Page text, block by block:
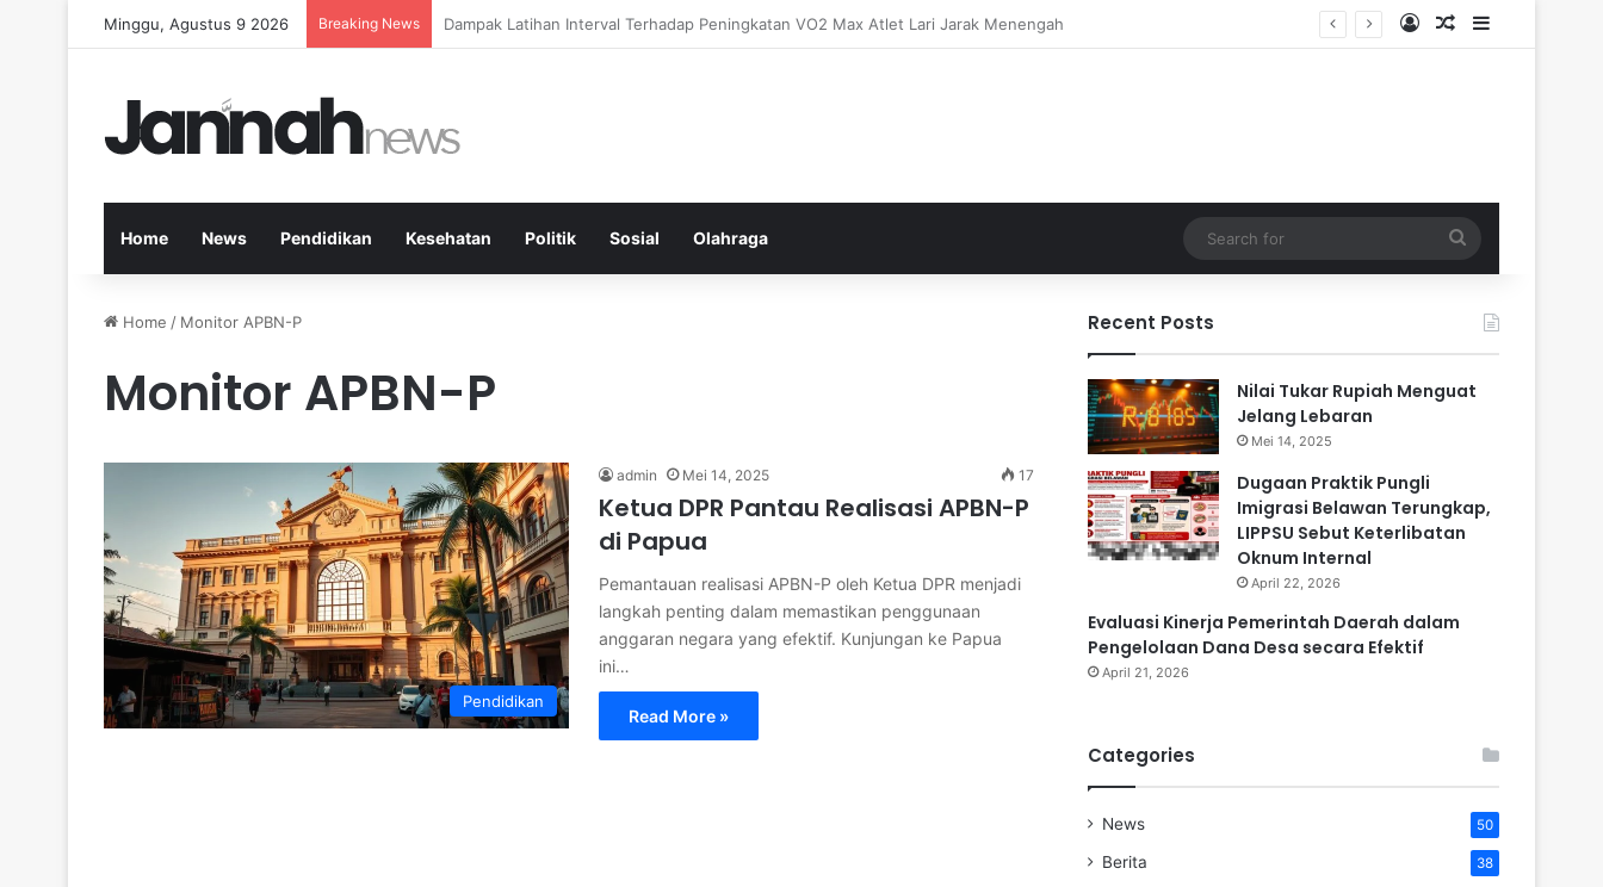
Minggu, Agustus 9 2026 Breaking News Kesehatan Mental: Menggali Hubungan Antara Pikiran, Tubuh, dan Emosi secara Mendalam Log InRandom Article
Sidebar
Home News Pendidikan Kesehatan Politik Sosial Olahraga
for
Home / Monitor APBN-P
Monitor APBN-P
Pendidikan
admin Mei 14, 2025 17
Ketua DPR Pantau Realisasi APBN-P
di Papua
Pemantauan realisasi APBN-P oleh Ketua DPR menjadi
langkah penting dalam memastikan penggunaan
anggaran negara yang efektif. Kunjungan ke Papua
ini…
Read More »
Recent Posts
Nilai Tukar Rupiah Menguat
Jelang Lebaran
Mei 14, 2025
Dugaan Praktik Pungli
Imigrasi Belawan Terungkap,
LIPPSU Sebut Keterlibatan
Oknum Internal
April 22, 2026
Evaluasi Kinerja Pemerintah Daerah dalam
Pengelolaan Dana Desa secara Efektif
April 21, 2026
Categories
News 50
Berita 38